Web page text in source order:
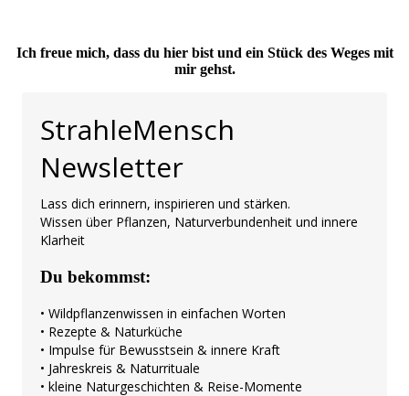
Ich freue mich, dass du hier bist und ein Stück des Weges mit
mir gehst.
StrahleMensch
Newsletter
Lass dich erin­nern, inspi­rie­ren und stärken.
Wis­sen über Pflan­zen, Natur­ver­bun­den­heit und inne­re
Klarheit
Du bekommst:
• Wild­pflan­zen­wis­sen in ein­fa­chen Worten
• Rezep­te & Naturküche
• Impul­se für Bewusst­sein & inne­re Kraft
• Jah­res­kreis & Naturrituale
• klei­ne Natur­ge­schich­ten & Reise-Momente